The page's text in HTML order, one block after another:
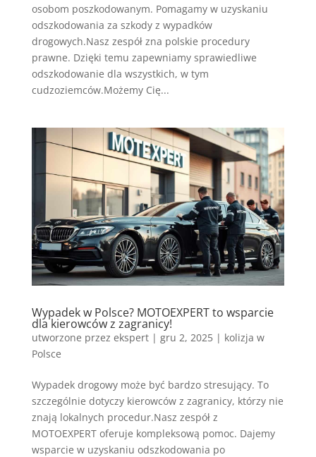
osobom poszkodowanym. Pomagamy w uzyskaniu
odszkodowania za szkody z wypadków
drogowych.Nasz zespół zna polskie procedury
prawne. Dzięki temu zapewniamy sprawiedliwe
odszkodowanie dla wszystkich, w tym
cudzoziemców.Możemy Cię...
Wypadek w Polsce? MOTOEXPERT to wsparcie
dla kierowców z zagranicy!
utworzone przez ekspert| gru 2, 2025| kolizja w
Polsce
Wypadek drogowy może być bardzo stresujący. To
szczególnie dotyczy kierowców z zagranicy, którzy nie
znają lokalnych procedur.Nasz zespół z
MOTOEXPERT oferuje kompleksową pomoc. Dajemy
wsparcie w uzyskaniu odszkodowania po